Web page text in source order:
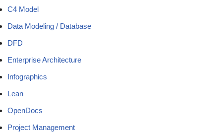
C4 Model
Data Modeling / Database
DFD
Enterprise Architecture
Infographics
Lean
OpenDocs
Project Management